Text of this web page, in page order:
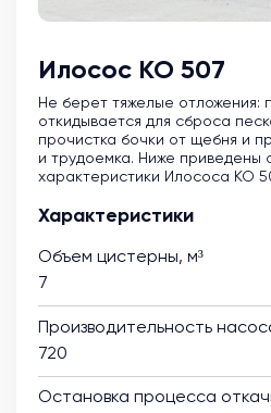
Илосос КО 507
Не берет тяжелые отложения:
откидывается для сброса
прочистка бочки от щебня и
и трудоемка. Ниже приведены
характеристики Илососа КО
Характеристики
Объем цистерны, м³
7
Производительность
720
Остановка процесса